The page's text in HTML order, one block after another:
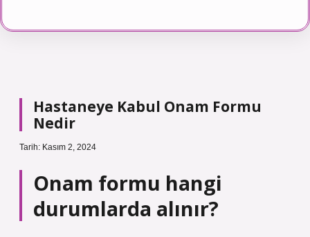
Hastaneye Kabul Onam Formu
Nedir
Tarih: Kasım 2, 2024
Onam formu hangi
durumlarda alınır?